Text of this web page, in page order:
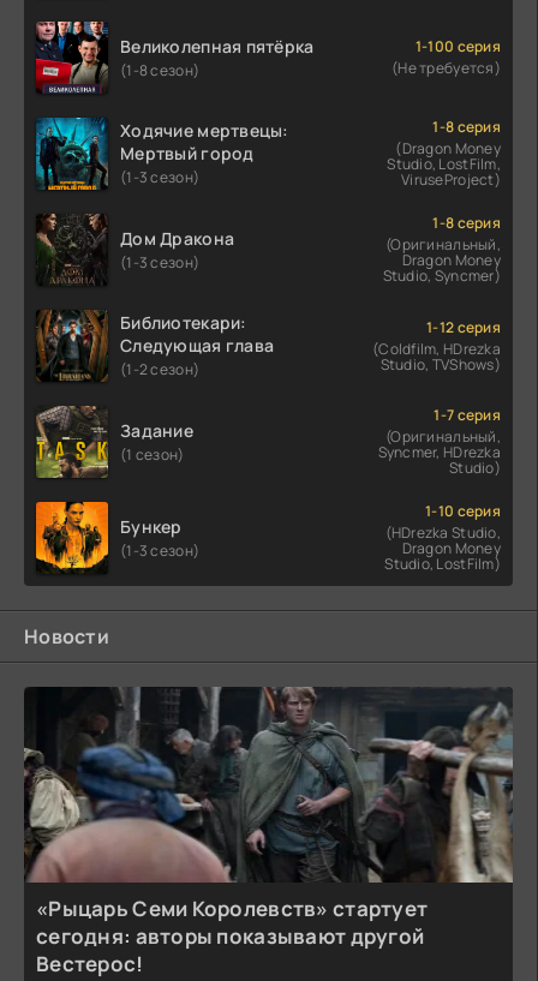
Великолепная пятёрка
(1-8 сезон)
1-100 серия
(Не требуется)
Ходячие мертвецы:
Мертвый город
(1-3 сезон)
1-8 серия
(Dragon Money
Studio, LostFilm,
ViruseProject)
Дом Дракона
(1-3 сезон)
1-8 серия
(Оригинальный,
Dragon Money
Studio, Syncmer)
Библиотекари:
Следующая глава
(1-2 сезон)
1-12 серия
(Coldfilm, HDrezka
Studio, TVShows)
Задание
(1 сезон)
1-7 серия
(Оригинальный,
Syncmer, HDrezka
Studio)
Бункер
(1-3 сезон)
1-10 серия
(HDrezka Studio,
Dragon Money
Studio, LostFilm)
Новости
«Рыцарь Семи Королевств» стартует
сегодня: авторы показывают другой
Вестерос!